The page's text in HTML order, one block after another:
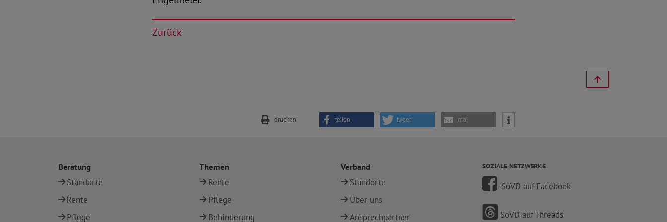
Zurück
drucken teilen tweet mail
Beratung
Standorte
Rente
Pflege
Themen
Rente
Pflege
Behinderung
Verband
Standorte
Über uns
Ansprechpartner
SOZIALE NETZWERKE
SoVD auf Facebook
SoVD auf Threads